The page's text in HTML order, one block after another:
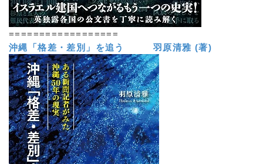
==================
沖縄「格差・差別」を追う 羽原清雅 (著)